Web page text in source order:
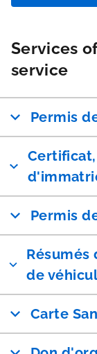
Services
service
Permis
Permis
Résumés
de
Carte